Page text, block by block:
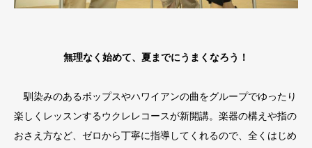
無理なく始めて、夏までにうまくなろう！
馴染みのあるポップスやハワイアンの曲をグループでゆったり
楽しくレッスンするウクレレコースが新開講。楽器の構えや指の
おさえ方など、ゼロから丁寧に指導してくれるので、全くはじめ